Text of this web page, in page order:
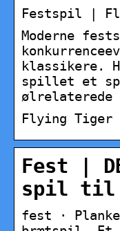
Festspil |
Moderne
klassikere.
spillet et
Flying Tiger
Fest |
spil til
fest ·